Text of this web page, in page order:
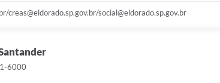
creas@eldorado.sp.gov.br/social@eldorado.sp.gov.br
6000